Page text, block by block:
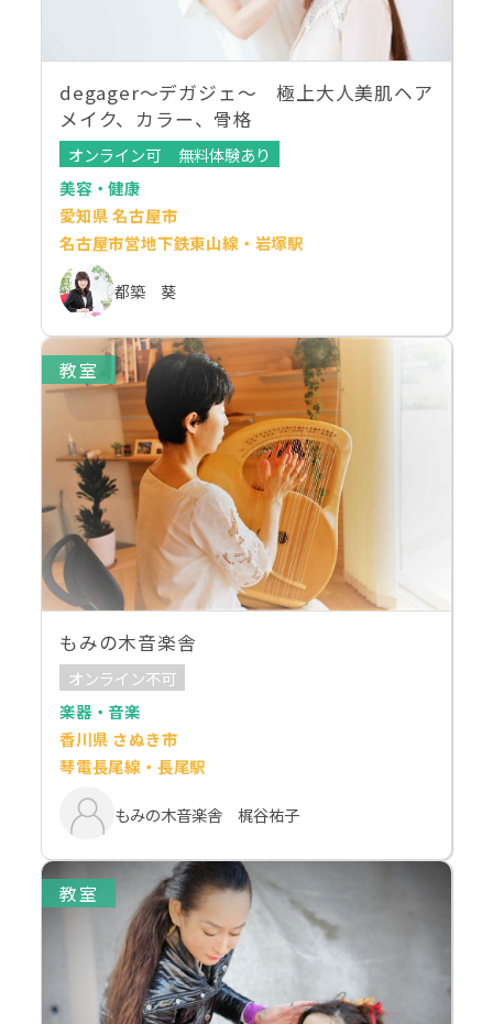
degager～デガジェ～ 極上大人美肌ヘア
メイク、カラー、骨格
オンライン可
無料体験あり
美容・健康
愛知県 名古屋市
名古屋市営地下鉄東山線・岩塚駅
都築 葵
教室
もみの木音楽舎
オンライン不可
楽器・音楽
香川県 さぬき市
琴電長尾線・長尾駅
もみの木音楽舎 梶谷祐子
教室